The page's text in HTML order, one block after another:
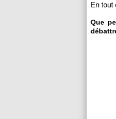
En tout
Que